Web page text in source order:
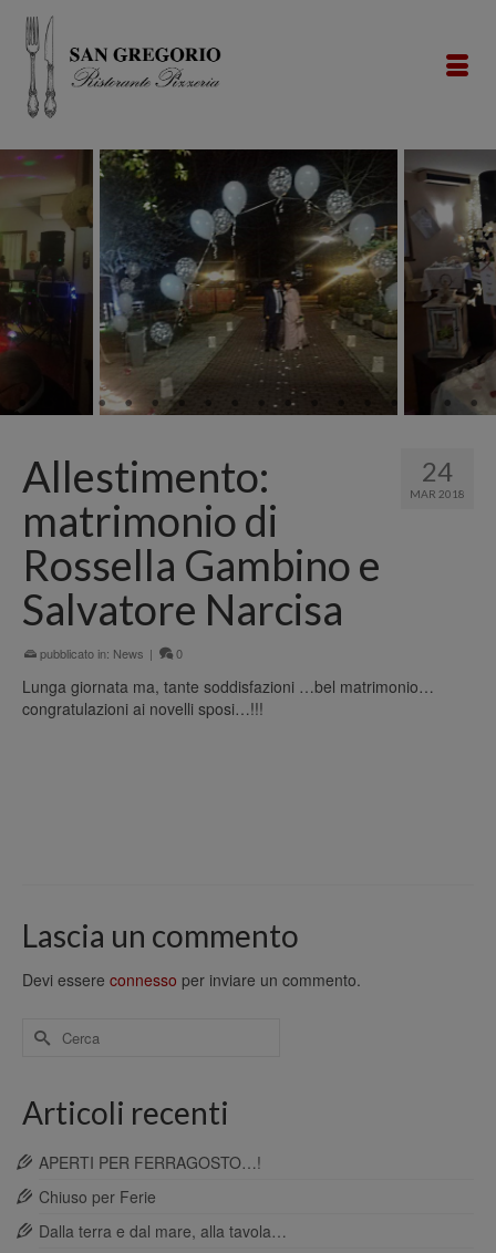
24
MAR 2018
Allestimento:
matrimonio di
Rossella Gambino e
Salvatore Narcisa
pubblicato in: News | 0
Lunga giornata ma, tante soddisfazioni …bel matrimonio…
congratulazioni ai novelli sposi…!!!
Lascia un commento
Devi essere connesso per inviare un commento.
Cerca
per:
Articoli recenti
APERTI PER FERRAGOSTO…!
Chiuso per Ferie
Dalla terra e dal mare, alla tavola…